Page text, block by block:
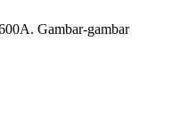
Gambar-gambar